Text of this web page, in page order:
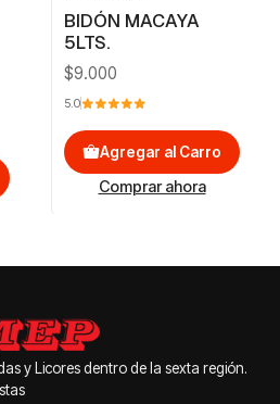
BIDÓN MACAYA
5LTS.
$9.000
5.0
Agregar al Carro
Comprar ahora
y Licores dentro de la sexta región.